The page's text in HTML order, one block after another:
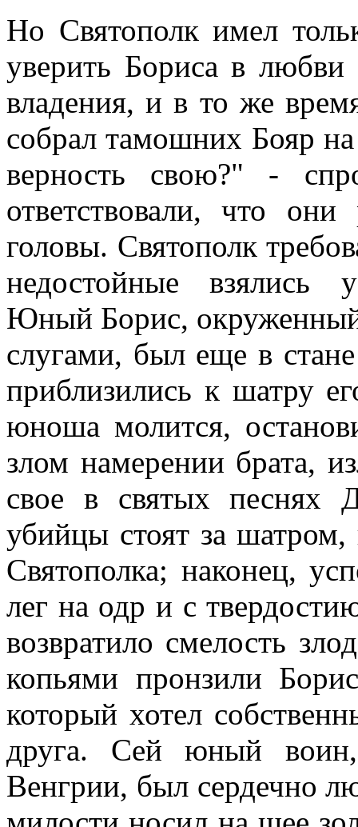
Но Святополк имел
уверить Бориса в
владения, и в то же
собрал тамошних Бояр
верность свою?" -
ответствовали, что
головы. Святополк
недостойные взялись
Юный Борис,
слугами, был еще в
приблизились к шатру
юноша молится,
злом намерении брата,
свое в святых песнях
убийцы стоят за
Святополка; наконец,
лег на одр и с
возвратило смелость
копьями пронзили
который хотел
друга. Сей юный
Венгрии, был сердечно